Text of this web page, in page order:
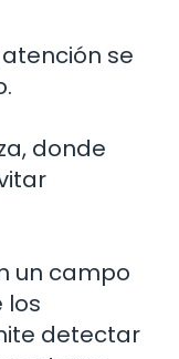
se
donde
un campo
los
detectar